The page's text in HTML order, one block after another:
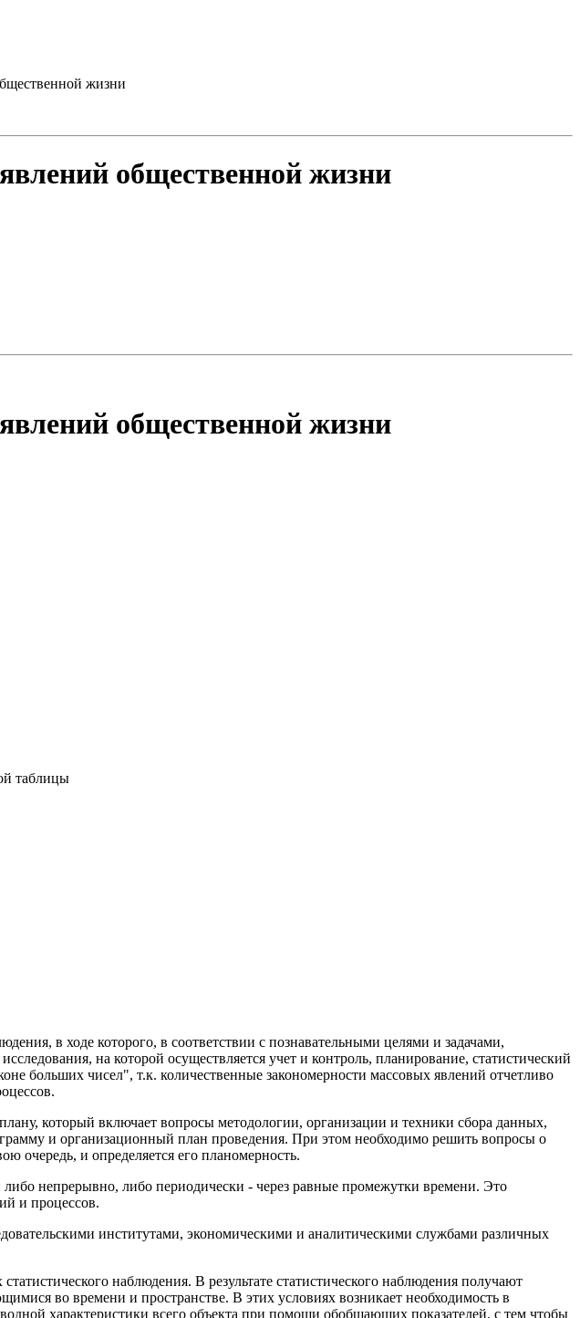
жизни
общественной жизни
общественной жизни
таблицы
в ходе которого, в соответствии с познавательными целями и задачами,
на которой осуществляется учет и контроль, планирование, статистический
больших чисел", т.к. количественные закономерности массовых явлений отчетливо
который включает вопросы методологии, организации и техники сбора данных,
и организационный план проведения. При этом необходимо решить вопросы о
очередь, и определяется его планомерность.
непрерывно, либо периодически - через равные промежутки времени. Это
и процессов.
институтами, экономическими и аналитическими службами различных
наблюдения. В результате статистического наблюдения получают
во времени и пространстве. В этих условиях возникает необходимость в
характеристики всего объекта при помощи обобщающих показателей, с тем чтобы